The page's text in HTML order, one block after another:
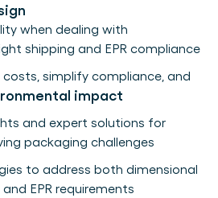
when dealing with
shipping and EPR compliance
simplify compliance, and
impact
and expert solutions for
packaging challenges
to address both dimensional
EPR requirements